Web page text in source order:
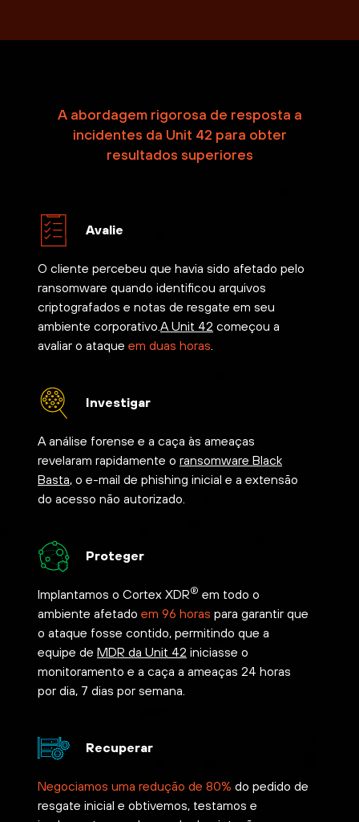
A abordagem rigorosa de resposta a
incidentes da Unit 42 para obter
resultados superiores
Avalie
O cliente percebeu que havia sido afetado pelo
ransomware quando identificou arquivos
criptografados e notas de resgate em seu
ambiente corporativo. A Unit 42 começou a
avaliar o ataque em duas horas
Investigar
A análise forense e a caça às ameaças
revelaram rapidamente o ransomware Black
Basta, o e-mail de phishing inicial e a extensão
do acesso não autorizado.
Proteger
Implantamos o Cortex XDR® em todo o
ambiente afetado em 96 horas para garantir que
o ataque fosse contido, permitindo que a
equipe de MDR da Unit 42 iniciasse o
monitoramento e a caça a ameaças 24 horas
por dia, 7 dias por semana.
Recuperar
Negociamos uma redução de 80% do pedido de
resgate inicial e obtivemos, testamos e